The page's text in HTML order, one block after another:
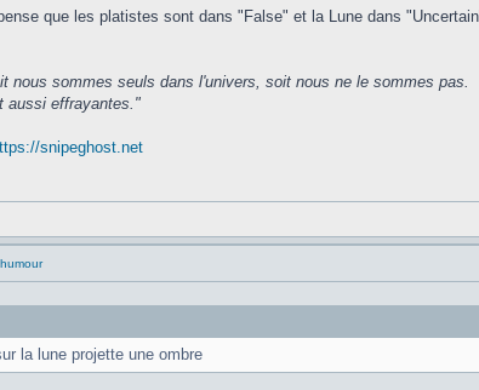
que les platistes sont dans "False" et la Lune dans
nous sommes seuls dans l'univers, soit nous ne le sommes pas.
aussi effrayantes."
snipeghost.net
la lune projette une ombre